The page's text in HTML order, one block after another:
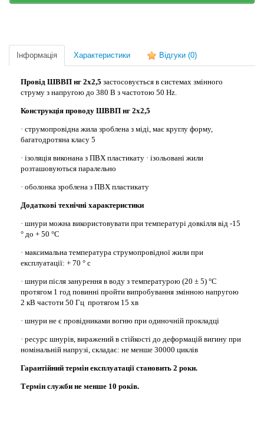
Інформація Характеристики Відгуки (0)
Провід ШВВП нг 2х2,5 застосовується в системах змінного
струму з напругою до 380 В з частотою 50 Hz.
Конструкція проводу ШВВП нг 2х2,5
· струмопровідна жила зроблена з міді, має круглу форму,
багатодротяна класу 5
· ізоляція виконана з ПВХ пластикату · ізольовані жили
розташовуються паралельно
· оболонка зроблена з ПВХ пластикату
Додаткові технічні характеристики
· шнури можна використовувати при температурі довкілля від -15
° до + 50 °С
· максимальна температура струмопровідної жили при
експлуатації: + 70 ° с
· шнури після занурення в воду з температурою (20 ± 5) °С
протягом 1 год повинні пройти випробування змінною напругою
2 кВ частоти 50 Гц протягом 15 хв
· шнури не є провідниками вогню при одиночній прокладці
· ресурс шнурів, виражений в стійкості до деформацій вигину при
номінальній напрузі, складає: не менше 30000 циклів
Гарантійний термін експлуатації становить 2 роки.
Термін служби не менше 10 років.